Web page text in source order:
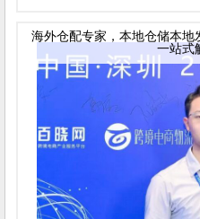
海外仓配专家，本地仓储本地
一站式